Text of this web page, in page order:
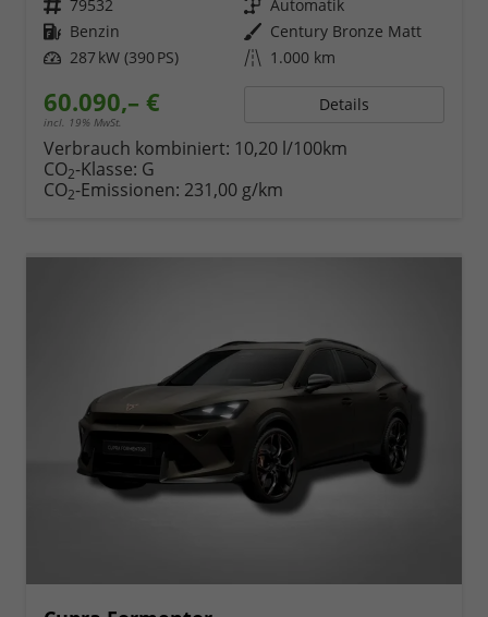
Fahrzeugnr. 79532 Getriebe Automatik
Kraftstoff Benzin Außenfarbe Century Bronze Matt
Leistung 287 kW (390 PS) Kilometerstand 1.000 km
60.090,– €
incl. 19% MwSt.
Details
Verbrauch kombiniert: 10,20 l/100km
CO2-Klasse: G
CO2-Emissionen: 231,00 g/km